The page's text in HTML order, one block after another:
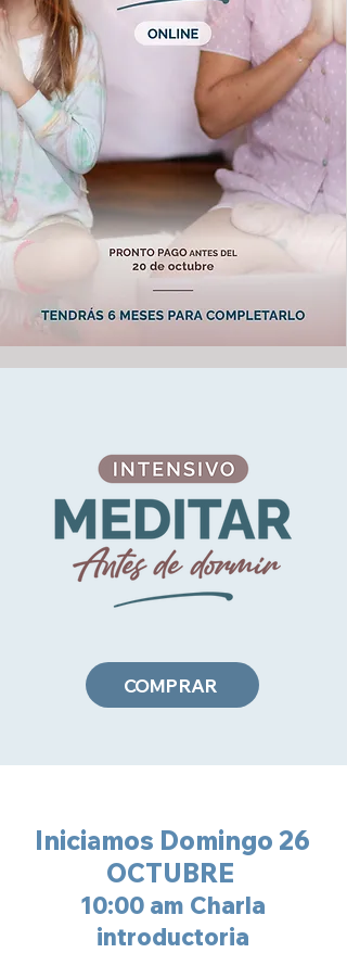
COMPRAR
Iniciamos Domingo 26
OCTUBRE
10:00 am Charla
introductoria